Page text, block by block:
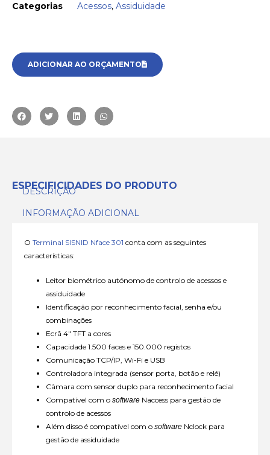
Categorias
Acessos, Assiduidade
ADICIONAR AO ORÇAMENTO
ESPECIFICIDADES DO PRODUTO
DESCRIÇÃO
INFORMAÇÃO ADICIONAL
O Terminal SISNID Nface 301 conta com as seguintes
características:
Leitor biométrico autónomo de controlo de acessos e
assiduidade
Identificação por reconhecimento facial, senha e/ou
combinações
Ecrã 4″ TFT a cores
Capacidade 1.500 faces e 150.000 registos
Comunicação TCP/IP, Wi-Fi e USB
Controladora integrada (sensor porta, botão e relé)
Câmara com sensor duplo para reconhecimento facial
Compatível com o software Naccess para gestão de
controlo de acessos
Além disso é compatível com o software Nclock para
gestão de assiduidade